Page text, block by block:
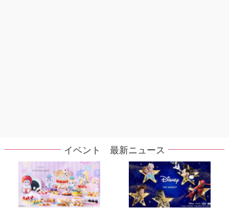
イベント 最新ニュース